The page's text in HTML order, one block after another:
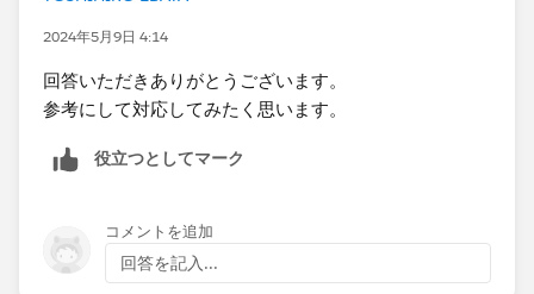
2024年5月9日 4:14
回答いただきありがとうございます。
参考にして対応してみたく思います。
役立つとしてマーク
コメントを追加
回答を記入...